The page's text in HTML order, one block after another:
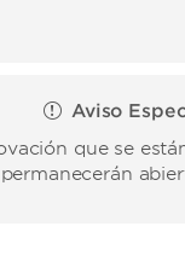
Aviso
que se